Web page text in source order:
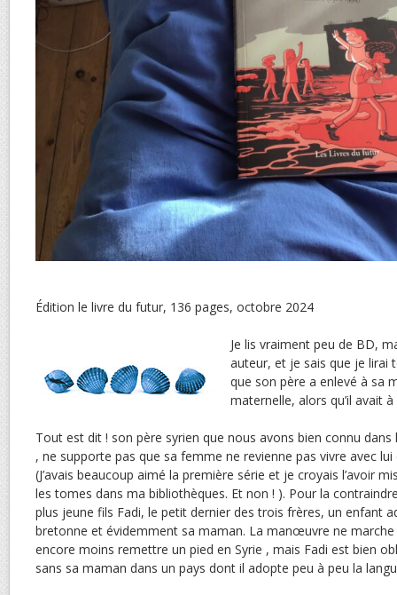
Édition le livre du futur, 136 pages, octobre 2024
Je lis vraiment peu de BD,
auteur, et je sais que je lirai
que son père a enlevé à sa
maternelle, alors qu’il avait
Tout est dit ! son père syrien que nous avons bien connu dans
, ne supporte pas que sa femme ne revienne pas vivre avec lui
(J’avais beaucoup aimé la première série et je croyais l’avoir
les tomes dans ma bibliothèques. Et non ! ). Pour la
plus jeune fils Fadi, le petit dernier des trois frères, un enfant
bretonne et évidemment sa maman. La manœuvre ne
encore moins remettre un pied en Syrie , mais Fadi est bien
sans sa maman dans un pays dont il adopte peu à peu la